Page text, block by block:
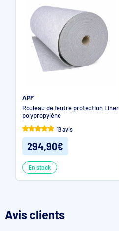
APF
Rouleau de feutre protection Liner
polypropylène
18 avis
294,90€
En stock
Avis clients